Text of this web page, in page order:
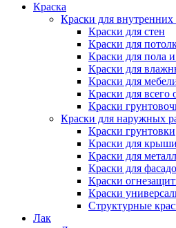
Краска
Краски для внутренних
Краски для стен
Краски для
Краски для пола
Краски для
Краски для
Краски для всего
Краски
Краски для наружных
Краски грунтовки
Краски для крыши
Краски для
Краски для
Краски
Краски
Структурные
Лак